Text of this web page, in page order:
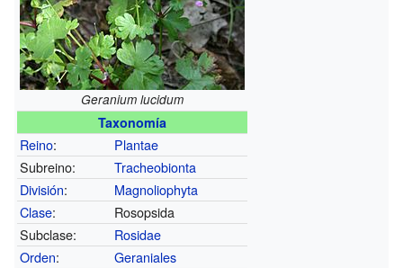
Geranium lucidum
Taxonomía
Reino:
Plantae
Subreino:
Tracheobionta
División:
Magnoliophyta
Clase:
Rosopsida
Subclase:
Rosidae
Orden:
Geraniales